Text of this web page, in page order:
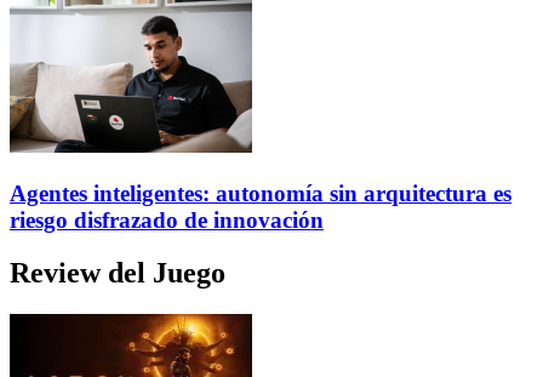
Agentes inteligentes: autonomía sin arquitectura es
riesgo disfrazado de innovación
Review del Juego